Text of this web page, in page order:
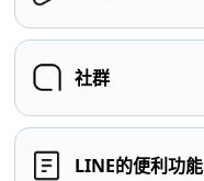
社群
LINE的便利功能